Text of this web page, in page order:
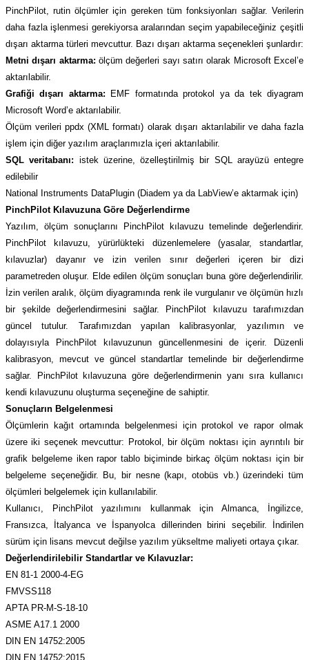
PinchPilot, rutin ölçümler için gereken tüm fonksiyonları sağlar. Verilerin
daha fazla işlenmesi gerekiyorsa aralarından seçim yapabileceğiniz çeşitli
dışarı aktarma türleri mevcuttur. Bazı dışarı aktarma seçenekleri şunlardır:
Metni dışarı aktarma: ölçüm değerleri sayı satırı olarak Microsoft Excel’e
aktarılabilir.
Grafiği dışarı aktarma: EMF formatında protokol ya da tek diyagram
Microsoft Word’e aktarılabilir.
Ölçüm verileri ppdx (XML formatı) olarak dışarı aktarılabilir ve daha fazla
işlem için diğer yazılım araçlarımızla içeri aktarılabilir.
SQL veritabanı: istek üzerine, özelleştirilmiş bir SQL arayüzü entegre
edilebilir
National Instruments DataPlugin (Diadem ya da LabView’e aktarmak için)
PinchPilot Kılavuzuna Göre Değerlendirme
Yazılım, ölçüm sonuçlarını PinchPilot kılavuzu temelinde değerlendirir.
PinchPilot kılavuzu, yürürlükteki düzenlemelere (yasalar, standartlar,
kılavuzlar) dayanır ve izin verilen sınır değerleri içeren bir dizi
parametreden oluşur. Elde edilen ölçüm sonuçları buna göre değerlendirilir.
İzin verilen aralık, ölçüm diyagramında renk ile vurgulanır ve ölçümün hızlı
bir şekilde değerlendirmesini sağlar. PinchPilot kılavuzu tarafımızdan
güncel tutulur. Tarafımızdan yapılan kalibrasyonlar, yazılımın ve
dolayısıyla PinchPilot kılavuzunun güncellenmesini de içerir. Düzenli
kalibrasyon, mevcut ve güncel standartlar temelinde bir değerlendirme
sağlar. PinchPilot kılavuzuna göre değerlendirmenin yanı sıra kullanıcı
kendi kılavuzunu oluşturma seçeneğine de sahiptir.
Sonuçların Belgelenmesi
Ölçümlerin kağıt ortamında belgelenmesi için protokol ve rapor olmak
üzere iki seçenek mevcuttur: Protokol, bir ölçüm noktası için ayrıntılı bir
grafik belgeleme iken rapor tablo biçiminde birkaç ölçüm noktası için bir
belgeleme seçeneğidir. Bu, bir nesne (kapı, otobüs vb.) üzerindeki tüm
ölçümleri belgelemek için kullanılabilir.
Kullanıcı, PinchPilot yazılımını kullanmak için Almanca, İngilizce,
Fransızca, İtalyanca ve İspanyolca dillerinden birini seçebilir. İndirilen
sürüm için lisans mevcut değilse yazılım yükseltme maliyeti ortaya çıkar.
Değerlendirilebilir Standartlar ve Kılavuzlar:
EN 81-1 2000-4-EG
FMVSS118
APTA PR-M-S-18-10
ASME A17.1 2000
DIN EN 14752:2005
DIN EN 14752:2015